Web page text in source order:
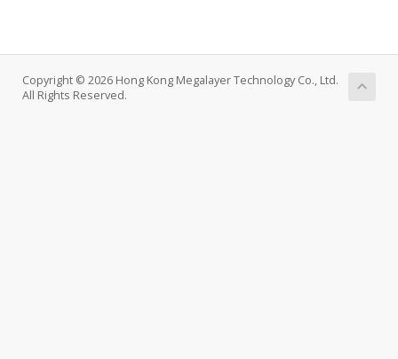
Copyright © 2026 Hong Kong Megalayer Technology Co., Ltd.
All Rights Reserved.